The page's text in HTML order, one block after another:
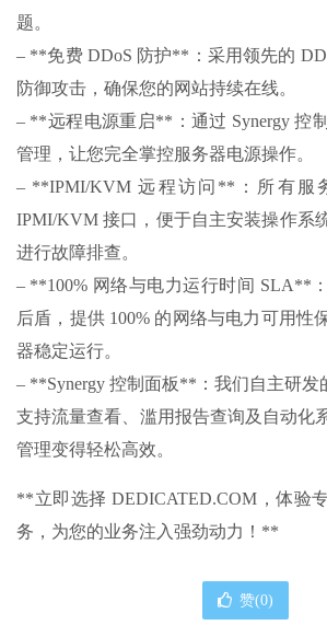
题。
– **免费 DDoS 防护**：采用领先的
防御攻击，确保您的网站持续在线。
– **远程电源重启**：通过 Synergy 控
管理，让您完全掌控服务器电源操作。
– **IPMI/KVM 远程访问**：所有服
IPMI/KVM 接口，便于自主安装操作系
进行故障排查。
– **100% 网络与电力运行时间 SLA**
后盾，提供 100% 的网络与电力可用性
器稳定运行。
– **Synergy 控制面板**：我们自主研发
支持流量查看、滥用报告查询及自动化
管理变得轻松高效。
**立即选择 DEDICATED.COM，体验
务，为您的业务注入强劲动力！**
赞(0)